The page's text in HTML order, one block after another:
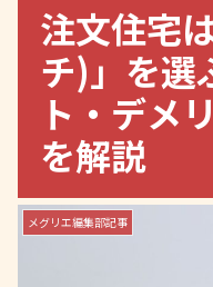
注文住宅
チ)」を選
ト・デメ
を解説
メグリエ編集部記事